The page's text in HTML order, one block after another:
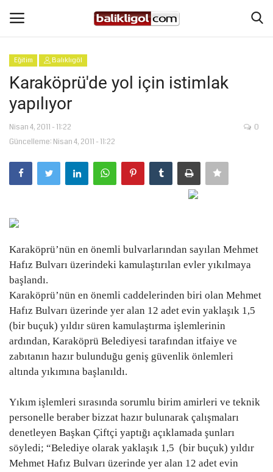
Giriş Yap
Anasayfa
Köşe Yazıları
Magazin
Spor
Gündem
Tekno Bilim
Ekonomi
Galeriler
Yaşam
Eğitim Balıklıgöl
Karaköprü'de yol için istimlak
yapılıyor
Nisan 4, 2011 - 11:22
Güncelleme: Nisan 4, 2011 - 11:22
0
Karaköprü’nün en önemli bulvarlarından sayılan Mehmet
Hafız Bulvarı üzerindeki kamulaştırılan evler yıkılmaya
başlandı.
Karaköprü’nün en önemli caddelerinden biri olan Mehmet
Hafız Bulvarı üzerinde yer alan 12 adet evin yaklaşık 1,5
(bir buçuk) yıldır süren kamulaştırma işlemlerinin
ardından, Karaköprü Belediyesi tarafından itfaiye ve
zabıtanın hazır bulunduğu geniş güvenlik önlemleri
altında yıkımına başlanıldı.
Yıkım işlemleri sırasında sorumlu birim amirleri ve teknik
personelle beraber bizzat hazır bulunarak çalışmaları
denetleyen Başkan Çiftçi yaptığı açıklamada şunları
söyledi; “Belediye olarak yaklaşık 1,5 (bir buçuk) yıldır
Mehmet Hafız Bulvarı üzerinde yer alan 12 adet evin